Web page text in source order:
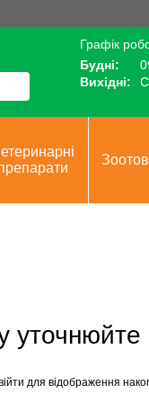
Графік
Будні:
Вихідні:
уточнюйте
для відображення